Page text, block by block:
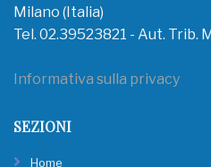
Milano (Italia)
Tel. 02.39523821 - Aut. Trib.
Informativa sulla privacy
SEZIONI
Home